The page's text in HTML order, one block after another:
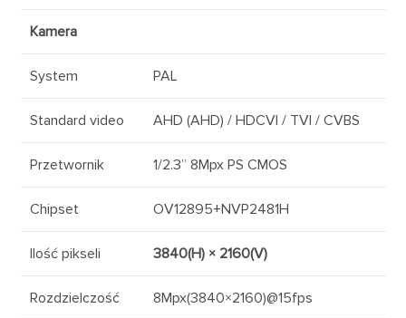
Kamera
System PAL
Standard video AHD (AHD) / HDCVI / TVI / CVBS
Przetwornik 1/2.3” 8Mpx PS CMOS
Chipset OV12895+NVP2481H
Ilość pikseli 3840(H) × 2160(V)
Rozdzielczość 8Mpx(3840×2160)@15fps